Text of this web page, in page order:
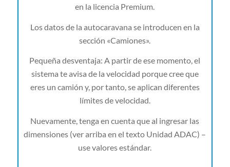
en la licencia Premium.
Los datos de la autocaravana se introducen en la
sección «Camiones».
Pequeña desventaja: A partir de ese momento, el
sistema te avisa de la velocidad porque cree que
eres un camión y, por tanto, se aplican diferentes
límites de velocidad.
Nuevamente, tenga en cuenta que al ingresar las
dimensiones (ver arriba en el texto Unidad ADAC) –
use valores estándar.